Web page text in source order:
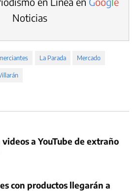
Noticias
La Parada Mercado
videos a YouTube de extraño
con productos llegarán a